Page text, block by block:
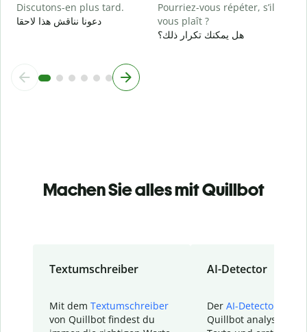
Discutons-en plus tard.
دعونا نناقش هذا لاحقا
Pourriez-vous répéter, s’il
vous plaît ?
هل يمكنك تكرار ذلك؟
Machen Sie alles mit Quillbot
Textumschreiber
Mit dem Textumschreiber
von Quillbot findest du
AI-Detector
Der AI-Detector
Quillbot analysiert